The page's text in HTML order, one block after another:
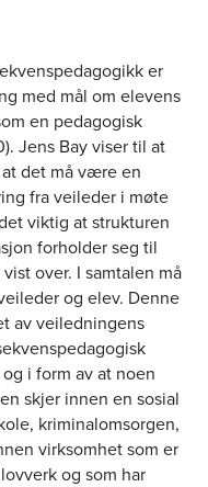
er
med mål om elevens
en pedagogisk
Jens Bay viser til at
det må være en
fra veileder i møte
viktig at strukturen
forholder seg til
over. I samtalen må
og elev. Denne
av veiledningens
i form av at noen
skjer innen en sosial
kriminalomsorgen,
virksomhet som er
og som har